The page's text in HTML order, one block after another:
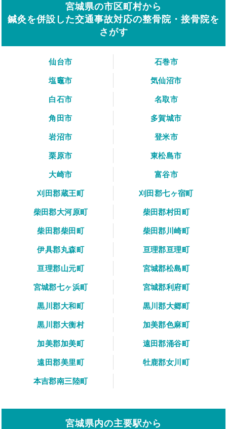
宮城県の市区町村から
鍼灸を併設した交通事故対応の整骨院・接骨院を
さがす
仙台市
石巻市
塩竈市
気仙沼市
白石市
名取市
角田市
多賀城市
岩沼市
登米市
栗原市
東松島市
大崎市
富谷市
刈田郡蔵王町
刈田郡七ヶ宿町
柴田郡大河原町
柴田郡村田町
柴田郡柴田町
柴田郡川崎町
伊具郡丸森町
亘理郡亘理町
亘理郡山元町
宮城郡松島町
宮城郡七ヶ浜町
宮城郡利府町
黒川郡大和町
黒川郡大郷町
黒川郡大衡村
加美郡色麻町
加美郡加美町
遠田郡涌谷町
遠田郡美里町
牡鹿郡女川町
本吉郡南三陸町
宮城県内の主要駅から